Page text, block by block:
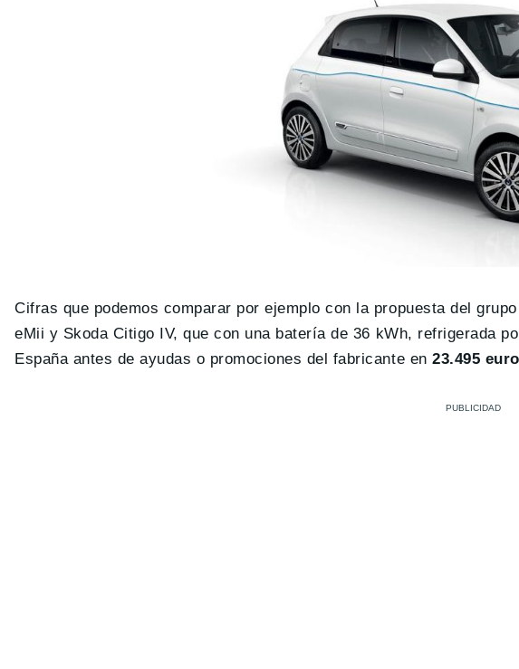
Cifras que podemos comparar por ejemplo con la propuesta del
eMii y Skoda Citigo IV, que con una batería de 36 kWh, refrigerada
España antes de ayudas o promociones del fabricante en23.495